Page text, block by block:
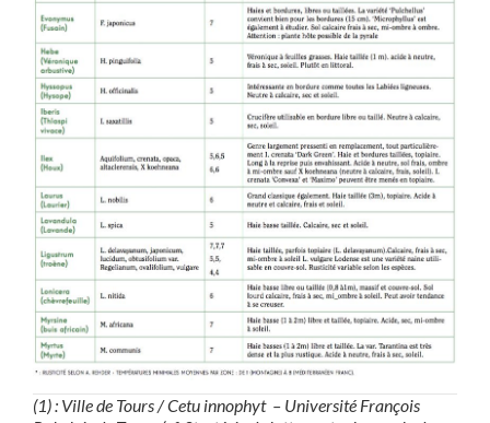
(1) : Ville de Tours / Cetu innophyt – Université François